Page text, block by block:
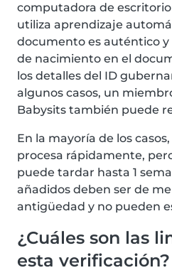
computadora de
utiliza aprendizaje
documento es auténtico y
de nacimiento en el
los detalles del ID
algunos casos, un
Babysits también puede
En la mayoría de los
procesa rápidamente,
puede tardar hasta 1
añadidos deben ser de
antigüedad y no pueden
¿Cuáles son las
esta verificación?